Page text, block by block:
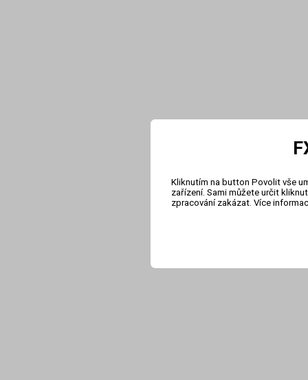
Kliknutím na button Povolit vše
zařízení. Sami můžete určit
zpracování zakázat. Více